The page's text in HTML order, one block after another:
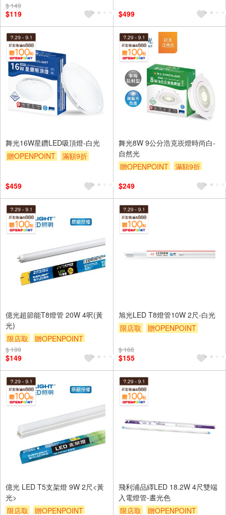
滿額9折
$ 149
$119 $499
舞光16W星鑽LED吸頂燈-白光
贈OPENPOINT
滿額9折
$459
舞光8W 9公分浩克崁燈時尚白-
自然光
贈OPENPOINT
滿額9折
$249
億光超節能T8燈管 20W 4呎(黃
光)
限店取
贈OPENPOINT
滿額9折
$ 199
$149
旭光LED T8燈管10W 2尺-白光
限店取
贈OPENPOINT
$ 168
$155
億光 LED T5支架燈 9W 2尺<黃
光>
限店取
贈OPENPOINT
飛利浦品繹LED 18.2W 4尺雙端
入電燈管-晝光色
限店取
贈OPENPOINT